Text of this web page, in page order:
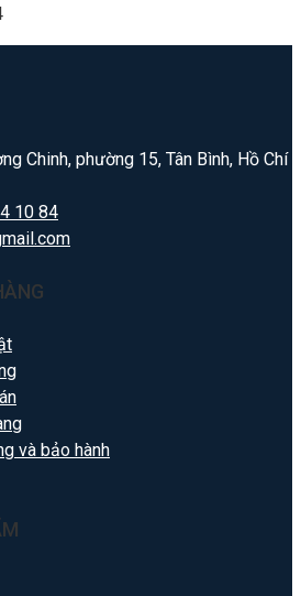
Chinh, phường 15, Tân Bình, Hồ Chí
10 84
và bảo hành